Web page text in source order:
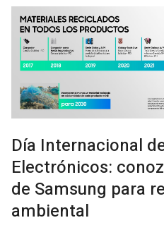
Día Internacional
Electrónicos:
de Samsung para
ambiental